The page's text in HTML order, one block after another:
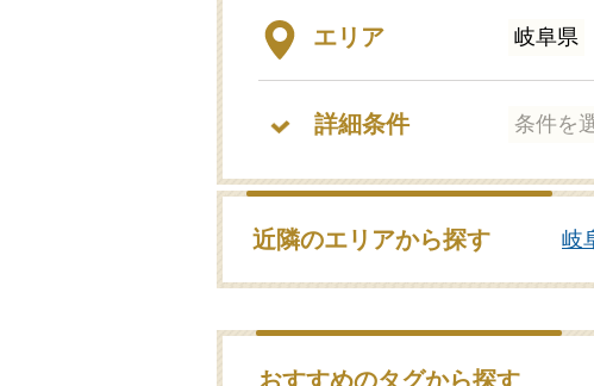
エリア 岐阜県
詳細条件 条件を
近隣のエリアから探す 岐
おすすめのタグから探す